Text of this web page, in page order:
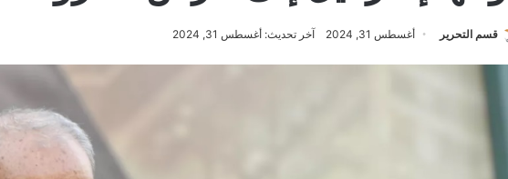
قسم التحرير أغسطس 31, 2024 آخر تحديث: أغسطس 31, 2024